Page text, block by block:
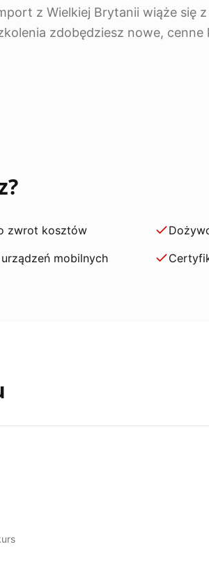
z Wielkiej Brytanii wiąże się
zdobędziesz nowe,
zwrot kosztów
mobilnych